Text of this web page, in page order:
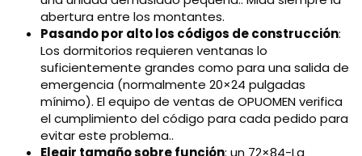
abertura entre los montantes.
Pasando por alto los códigos de construcción:
Los dormitorios requieren ventanas lo
suficientemente grandes como para una salida de
emergencia (normalmente 20×24 pulgadas
mínimo). El equipo de ventas de OPUOMEN verifica
el cumplimiento del código para cada pedido para
evitar este problema..
Elegir tamaño sobre función: un 72×84-La